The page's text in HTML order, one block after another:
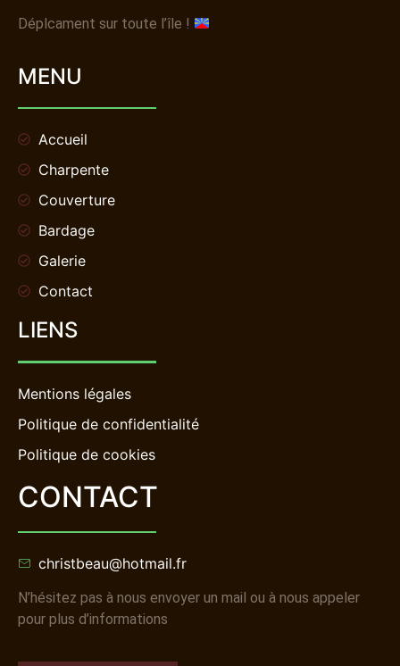
Déplcament sur toute l’île !
MENU
Accueil
Charpente
Couverture
Bardage
Galerie
Contact
LIENS
Mentions légales
Politique de confidentialité
Politique de cookies
CONTACT
christbeau@hotmail.fr
N’hésitez pas à nous envoyer un mail ou à nous appeler
pour plus d’informations